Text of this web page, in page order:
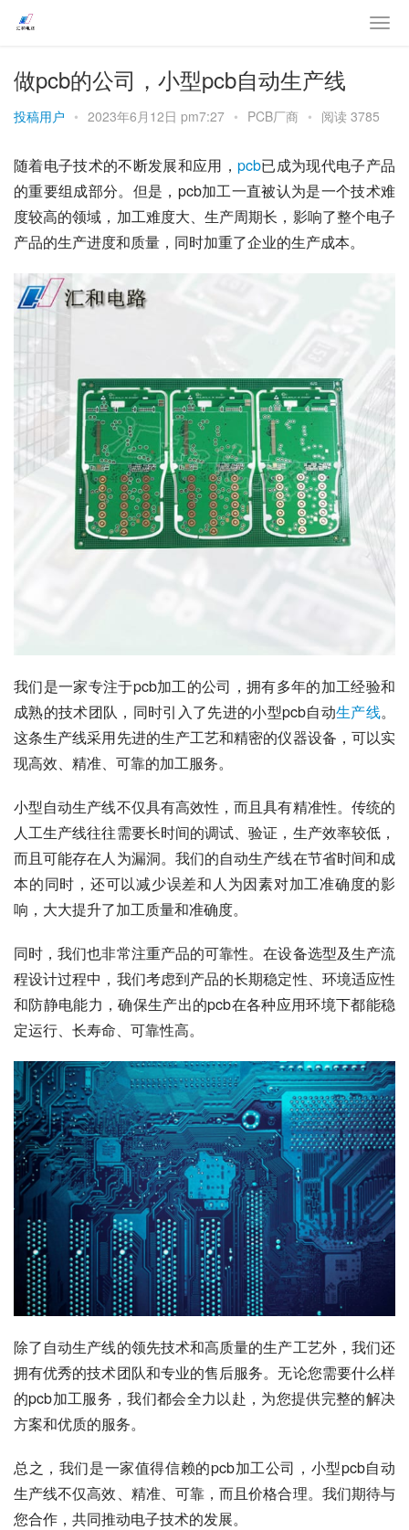
做pcb的公司，小型pcb自动生产线
投稿用户 • 2023年6月12日 pm7:27 • PCB厂商 • 阅读 3785
随着电子技术的不断发展和应用， pcb已成为现代电子产品
的重要组成部分。但是，pcb加工一直被认为是一个技术难
度较高的领域，加工难度大、生产周期长，影响了整个电子
产品的生产进度和质量，同时加重了企业的生产成本。
我们是一家专注于pcb加工的公司，拥有多年的加工经验和
成熟的技术团队，同时引入了先进的小型pcb自动生产线。
这条生产线采用先进的生产工艺和精密的仪器设备，可以实
现高效、精准、可靠的加工服务。
小型自动生产线不仅具有高效性，而且具有精准性。传统的
人工生产线往往需要长时间的调试、验证，生产效率较低，
而且可能存在人为漏洞。我们的自动生产线在节省时间和成
本的同时，还可以减少误差和人为因素对加工准确度的影
响，大大提升了加工质量和准确度。
同时，我们也非常注重产品的可靠性。在设备选型及生产流
程设计过程中，我们考虑到产品的长期稳定性、环境适应性
和防静电能力，确保生产出的pcb在各种应用环境下都能稳
定运行、长寿命、可靠性高。
除了自动生产线的领先技术和高质量的生产工艺外，我们还
拥有优秀的技术团队和专业的售后服务。无论您需要什么样
的pcb加工服务，我们都会全力以赴，为您提供完整的解决
方案和优质的服务。
总之，我们是一家值得信赖的pcb加工公司，小型pcb自动
生产线不仅高效、精准、可靠，而且价格合理。我们期待与
您合作，共同推动电子技术的发展。